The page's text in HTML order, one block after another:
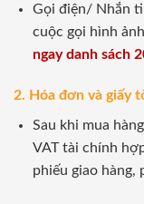
Gọi điện/ Nhắn
cuộc gọi hình
ngay danh sách
2. Hóa đơn và giấy
Sau khi mua
VAT tài chính
phiếu giao hàng,